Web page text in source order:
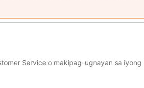
Service o makipag-ugnayan sa iyong